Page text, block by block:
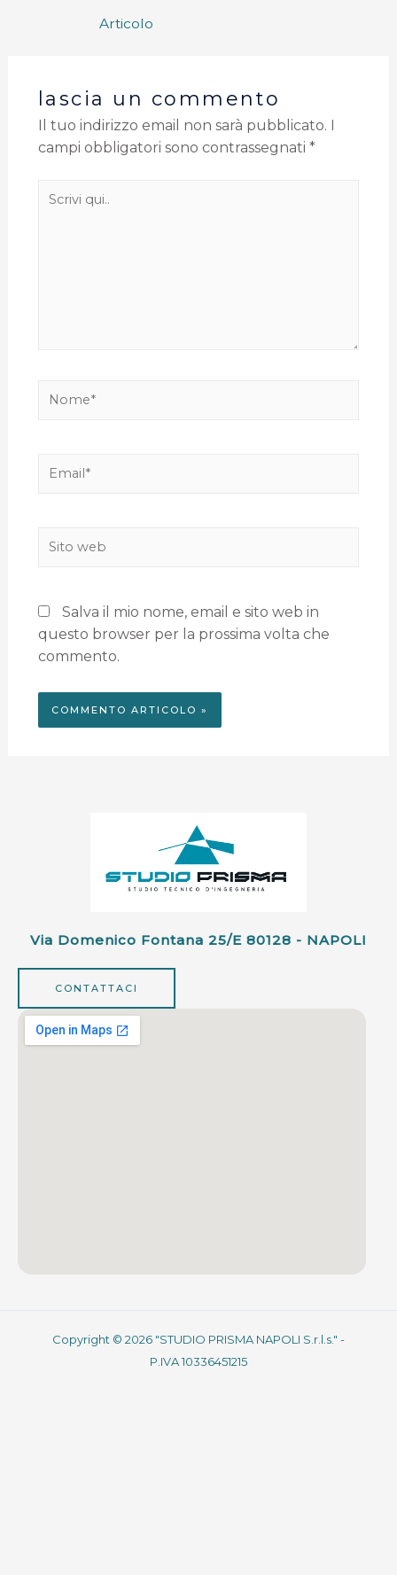
Articolo
lascia un commento
Il tuo indirizzo email non sarà pubblicato.
campi obbligatori sono contrassegnati *
Salva il mio nome, email e sito web in
questo browser per la prossima volta che
commento.
Via Domenico Fontana 25/e 80128 - NAPOLI
CONTATTACI
Copyright © 2026 "STUDIO PRISMA NAPOLI S.r.l.s." -
P.IVA 10336451215